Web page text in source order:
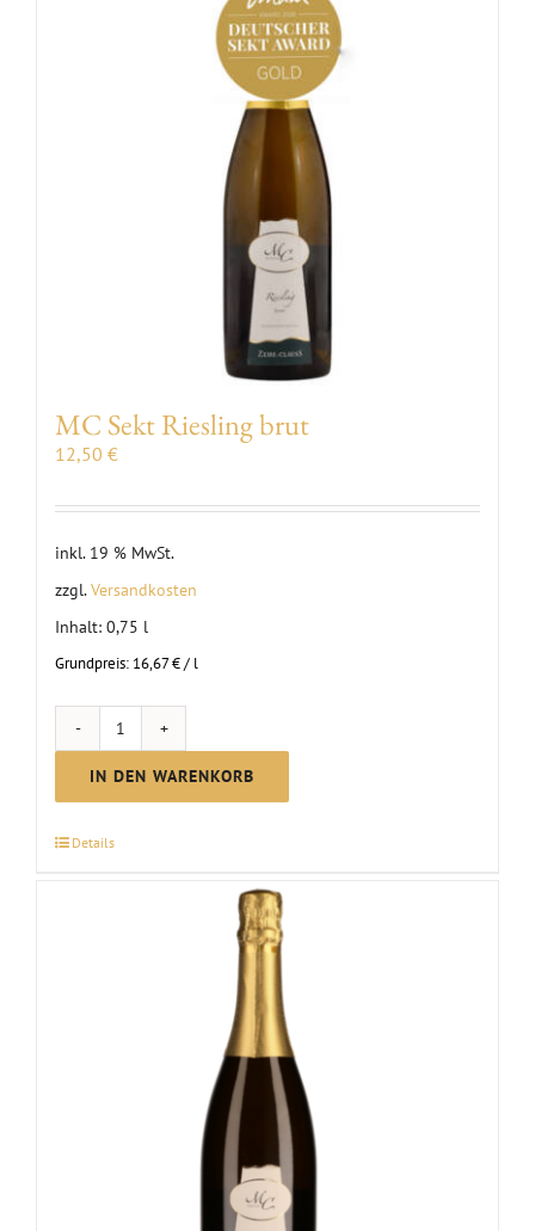
VERANSTALTUNGEN
AUSZEICHNUNGEN
KONTAKT | ÖFFNUNGSZEITEN
SHOP
MC Sekt Riesling brut
12,50 €
inkl. 19 % MwSt.
zzgl.Versandkosten
Inhalt: 0,75 l
Grundpreis: 16,67€/ l
MC
Sekt
Riesling
IN DEN WARENKORB
Details